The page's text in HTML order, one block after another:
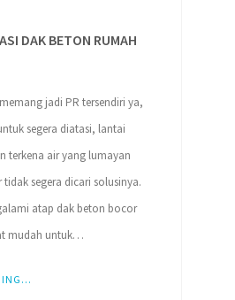
DAK BETON RUMAH
jadi PR tersendiri ya,
segera diatasi, lantai
terkena air yang lumayan
segera dicari solusinya.
atap dak beton bocor
mudah untuk…